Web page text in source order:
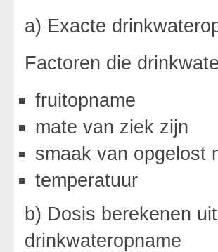
a) Exacte
Factoren die
fruitopname
mate van ziek zijn
smaak van opgelost
temperatuur
b) Dosis berekenen
drinkwateropname